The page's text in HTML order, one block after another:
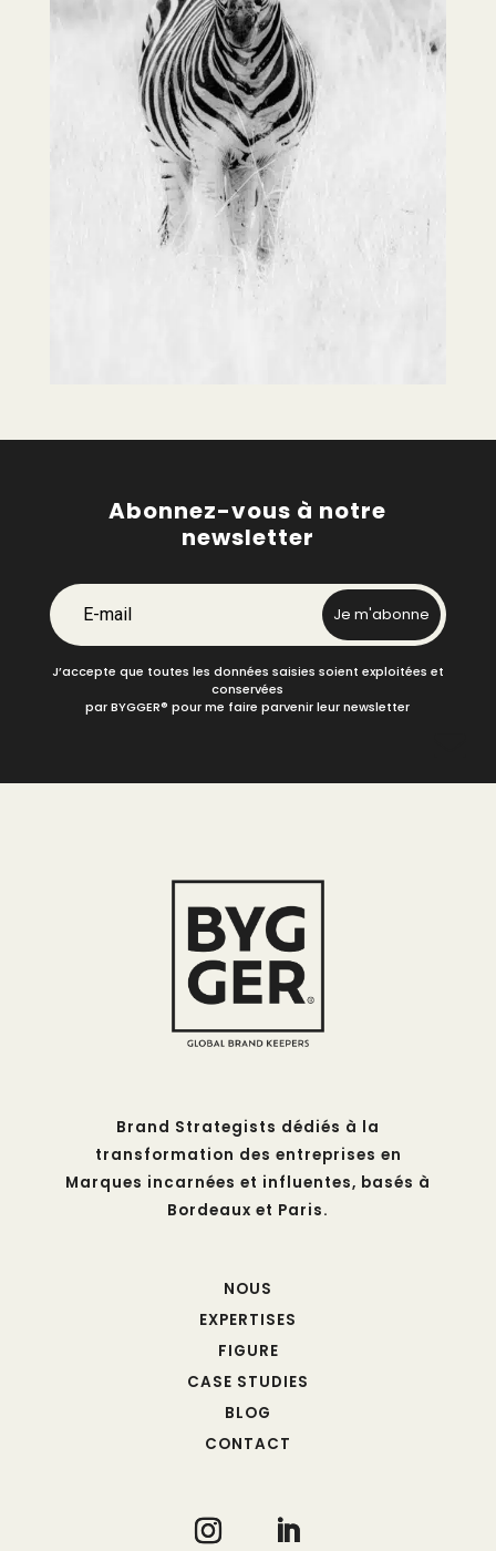
Abonnez-vous à notre
newsletter
E-mail Je m'abonne
J’accepte que toutes les données saisies soient exploitées et
conservées
par BYGGER® pour me faire parvenir leur newsletter
Brand Strategists dédiés à la
transformation des entreprises en
Marques incarnées et influentes, basés à
Bordeaux et Paris.
NOUS
EXPERTISES
FIGURE
CASE STUDIES
BLOG
CONTACT